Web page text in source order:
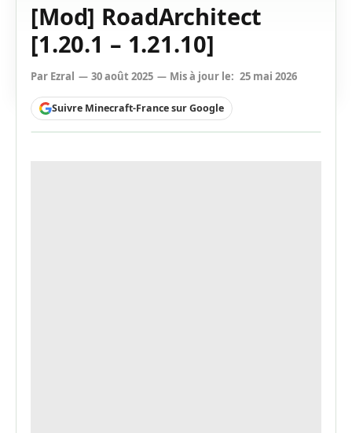
[Mod] RoadArchitect
[1.20.1 – 1.21.10]
Par Ezral 30 août 2025 Mis à jour le: 25 mai 2026
Suivre Minecraft-France sur Google